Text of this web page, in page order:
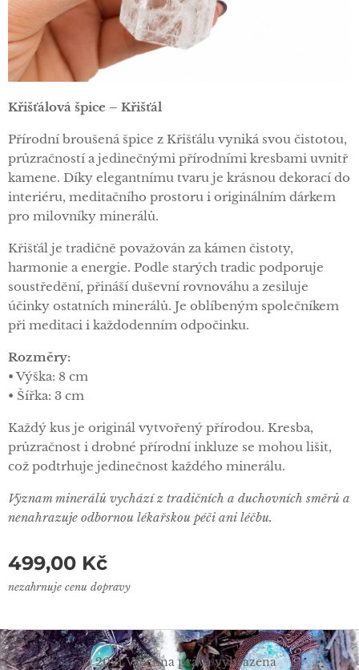
Křišťálová špice – Křišťál
Přírodní broušená špice z Křišťálu vyniká svou čistotou,
průzračností a jedinečnými přírodními kresbami uvnitř
kamene. Díky elegantnímu tvaru je krásnou dekorací do
interiéru, meditačního prostoru i originálním dárkem
pro milovníky minerálů.
Křišťál je tradičně považován za kámen čistoty,
harmonie a energie. Podle starých tradic podporuje
soustředění, přináší duševní rovnováhu a zesiluje
účinky ostatních minerálů. Je oblíbeným společníkem
při meditaci i každodenním odpočinku.
Rozměry:
• Výška: 8 cm
• Šířka: 3 cm
Každý kus je originál vytvořený přírodou. Kresba,
průzračnost i drobné přírodní inkluze se mohou lišit,
což podtrhuje jedinečnost každého minerálu.
Význam minerálů vychází z tradičních a duchovních směrů a
nenahrazuje odbornou lékařskou péči ani léčbu.
499,00 Kč
nezahrnuje cenu dopravy
© 2021 Všechna práva vyhrazena